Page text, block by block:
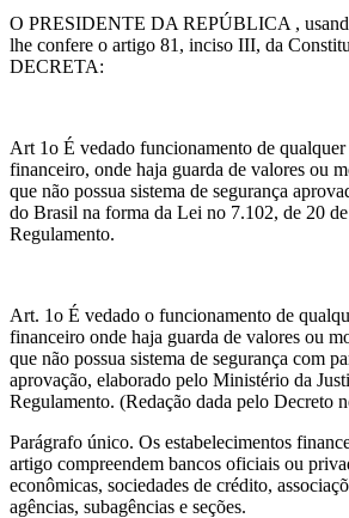
O PRESIDENTE DA REPÚBLICA ,
lhe confere o artigo 81, inciso III, da
DECRETA:
Art 1o É vedado funcionamento de qualquer
financeiro, onde haja guarda de valores ou
que não possua sistema de segurança
do Brasil na forma da Lei no 7.102, de 20
Regulamento.
Art. 1o É vedado o funcionamento de
financeiro onde haja guarda de valores ou
que não possua sistema de segurança com
aprovação, elaborado pelo Ministério da
Regulamento. (Redação dada pelo Decreto
Parágrafo único. Os estabelecimentos
artigo compreendem bancos oficiais ou
econômicas, sociedades de crédito,
agências, subagências e seções.